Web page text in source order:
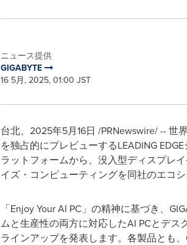
ニュース提供
GIGABYTE
16 5月, 2025, 01:00 JST
台北、2025年5月16日 /PRNewswire/ -- 世
を独占的にプレビューするLEADING
ラットフォームから、没入型ディスプレ
イズ・コンピューティングを同社のエコ
「Enjoy Your AI PC」の精神に基づき、
ムと生産性の両方に対応したAI PCとデス
ラインアップを発表します。各製品とも、